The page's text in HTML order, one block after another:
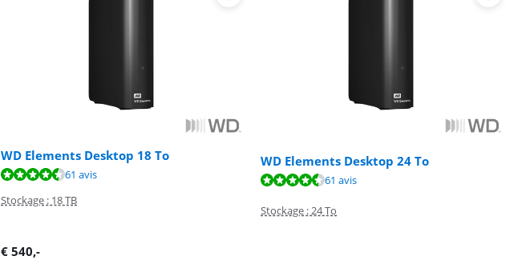
WD Elements Desktop 18 To
61 avis
Stockage : 18 TB
€ 540,-
WD Elements Desktop 24 To
61 avis
Stockage : 24 To